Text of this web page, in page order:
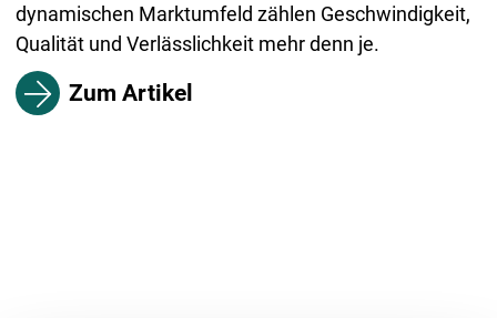
dynamischen Marktumfeld zählen Geschwindigkeit,
Qualität und Verlässlichkeit mehr denn je.
Zum Artikel